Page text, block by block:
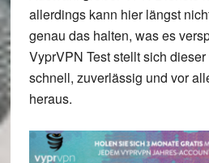
allerdings kann hier längst
genau das halten, was es
VyprVPN Test stellt sich
schnell, zuverlässig und vor
heraus.